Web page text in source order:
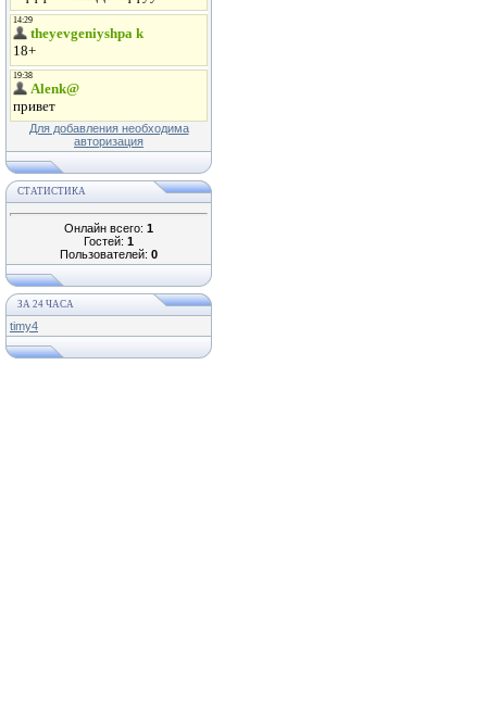
Для добавления необходима
авторизация
СТАТИСТИКА
Онлайн всего: 1
Гостей: 1
Пользователей: 0
ЗА 24 ЧАСА
timy4